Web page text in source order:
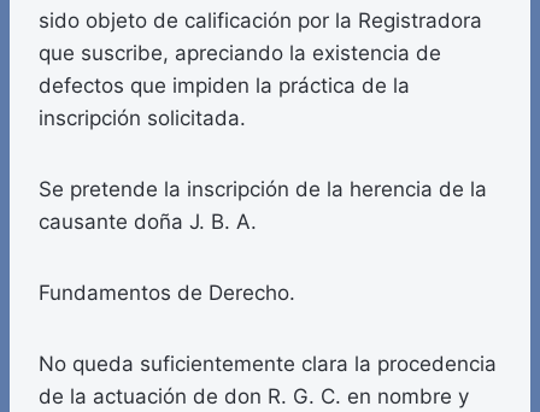
sido objeto de calificación por la Registradora
que suscribe, apreciando la existencia de
defectos que impiden la práctica de la
inscripción solicitada.
Se pretende la inscripción de la herencia de la
causante doña J. B. A.
Fundamentos de Derecho.
No queda suficientemente clara la procedencia
de la actuación de don R. G. C. en nombre y